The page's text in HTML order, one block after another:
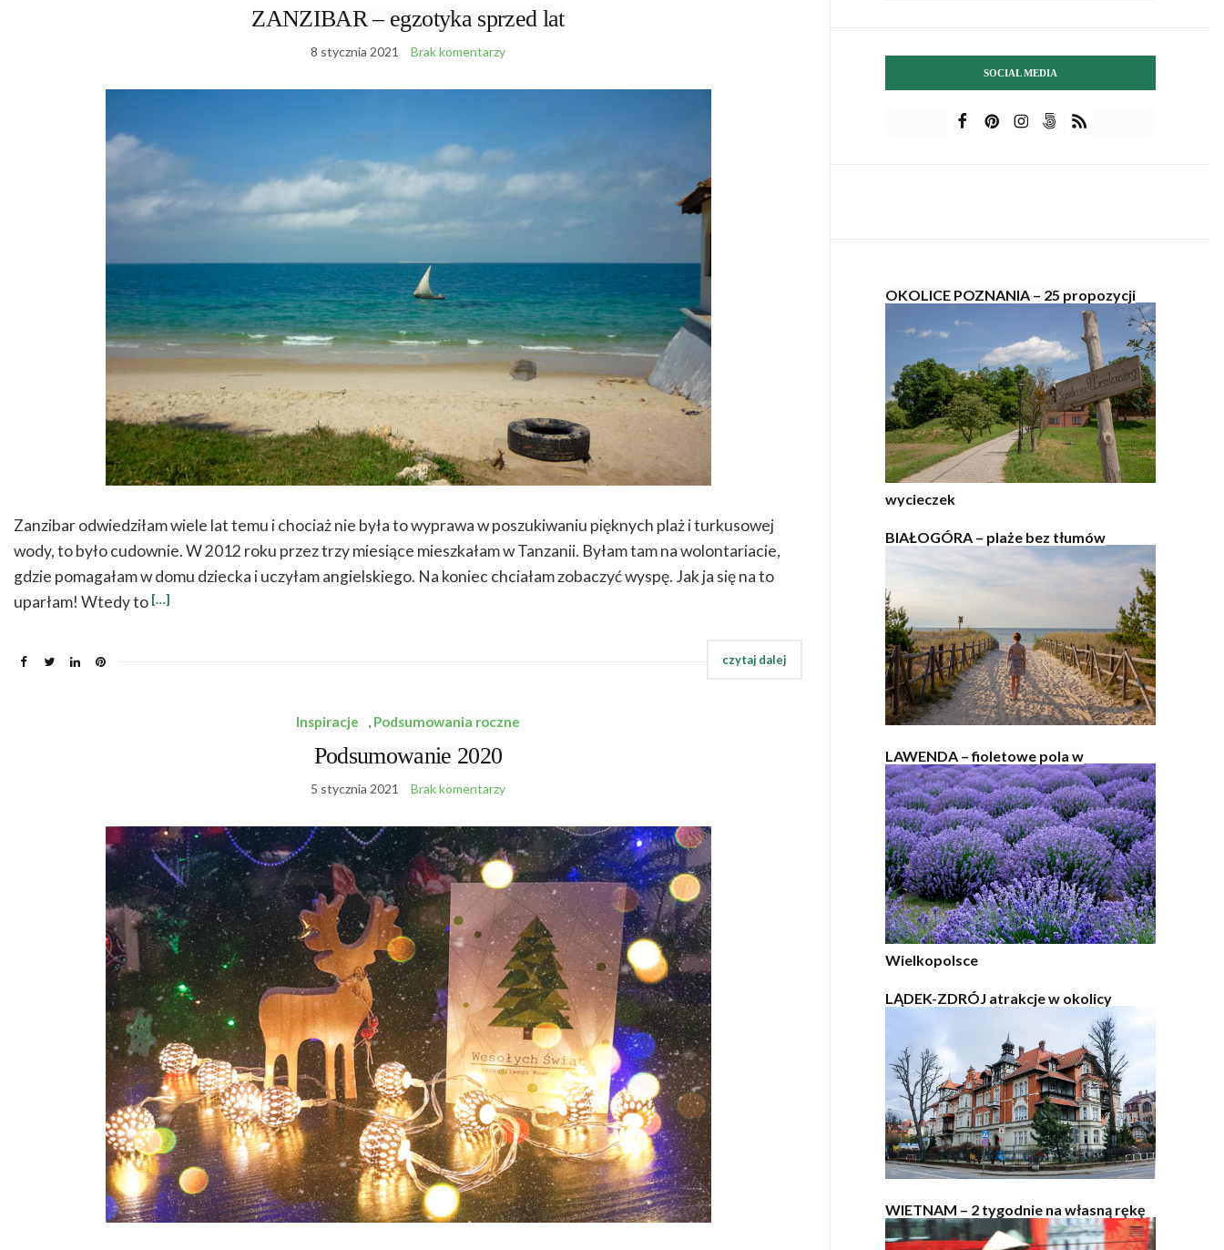
ZANZIBAR – egzotyka sprzed lat
8 stycznia 2021 Brak komentarzy
Zanzibar odwiedziłam wiele lat temu i chociaż nie była to wyprawa w poszukiwaniu pięknych plaż i turkusowej
wody, to było cudownie. W 2012 roku przez trzy miesiące mieszkałam w Tanzanii. Byłam tam na wolontariacie,
gdzie pomagałam w domu dziecka i uczyłam angielskiego. Na koniec chciałam zobaczyć wyspę. Jak ja się na to
uparłam! Wtedy to […]
Inspiracje , Podsumowania roczne
Podsumowanie 2020
5 stycznia 2021 Brak komentarzy
SOCIAL MEDIA
OKOLICE POZNANIA – 25 propozycji
wycieczek
BIAŁOGÓRA – plaże bez tłumów
LAWENDA – fioletowe pola w
Wielkopolsce
LĄDEK-ZDRÓJ atrakcje w okolicy
WIETNAM – 2 tygodnie na własną rękę